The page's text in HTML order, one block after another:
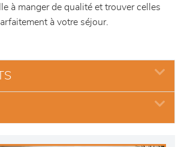
à manger de qualité et trouver celles
à votre séjour.